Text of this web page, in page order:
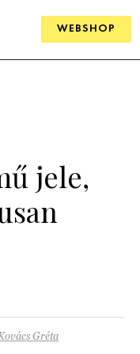
WEBSHOP
jele,
Gréta